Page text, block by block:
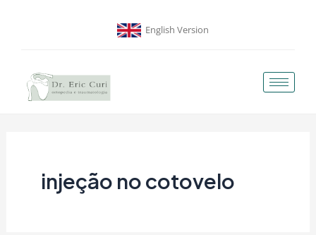
English Version
injeção no cotovelo